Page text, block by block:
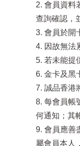
2. 會員資料
查詢確認，
3. 會員於開
4. 因故無法
5. 若未能提
6. 金卡及黑
7. 誠品香港
8. 每會員帳
何通知；其
9. 會員應善
屬會員本人